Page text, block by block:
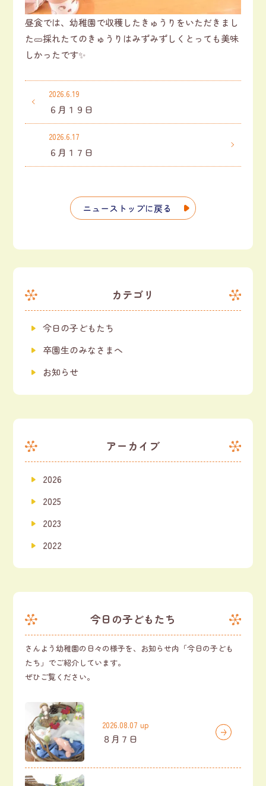
昼食では、幼稚園で収穫したきゅうりをいただきまし
た🥒採れたてのきゅうりはみずみずしくとっても美味
しかったです✨
2026.6.19
６月１９日
2026.6.17
６月１７日
ニューストップに戻る
カテゴリ
今日の子どもたち
卒園生のみなさまへ
お知らせ
アーカイブ
2026
2025
2023
2022
今日の子どもたち
さんよう幼稚園の日々の様子を、お知らせ内「今日の子ども
たち」でご紹介しています。
ぜひご覧ください。
2026.08.07 up
８月７日